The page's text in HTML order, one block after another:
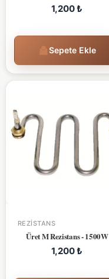
1,200₺
Sepete Ekle
REZISTANS
Üret M Rezistans - 1500W
1,200₺